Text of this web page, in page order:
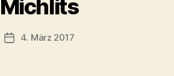
Michlits
Veröffentlichungsdatum
4. März 2017